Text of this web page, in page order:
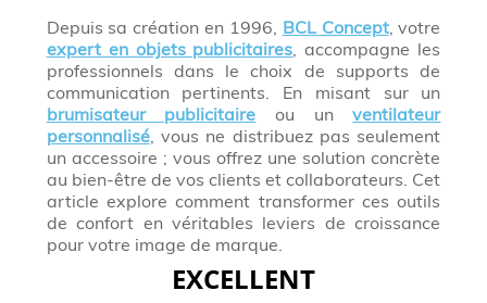
Depuis sa création en 1996, BCL Concept, votre
expert en objets publicitaires, accompagne les
professionnels dans le choix de supports de
communication pertinents. En misant sur un
brumisateur publicitaire ou unventilateur
personnalisé, vous ne distribuez pas seulement
un accessoire ; vous offrez une solution concrète
au bien-être de vos clients et collaborateurs. Cet
article explore comment transformer ces outils
de confort en véritables leviers de croissance
pour votre image de marque.
EXCELLENT